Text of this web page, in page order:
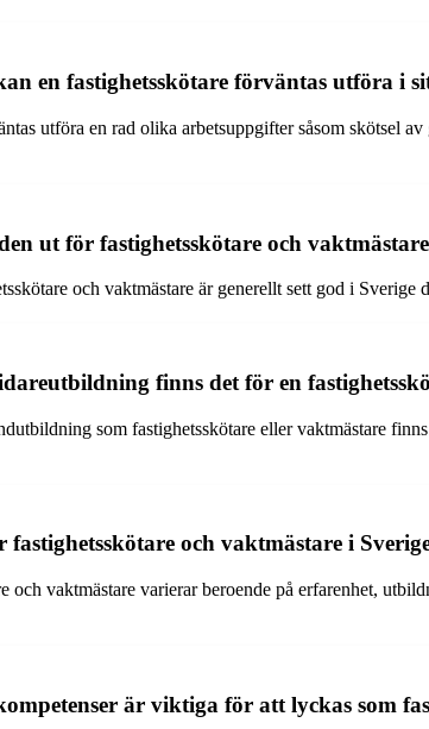
en fastighetsskötare förväntas utföra i
utföra en rad olika arbetsuppgifter såsom skötsel
ut för fastighetsskötare och
och vaktmästare är generellt sett god i
finns det för en
som fastighetsskötare eller vaktmästare
fastighetsskötare och vaktmästare i
och vaktmästare varierar beroende på erfarenhet,
är viktiga för att lyckas som